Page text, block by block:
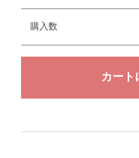
購入数